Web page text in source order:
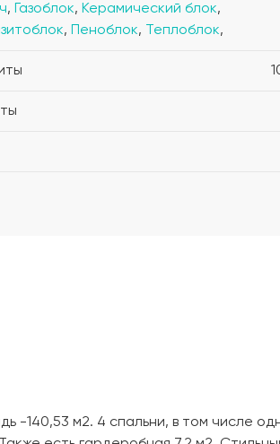
, Газоблок, Керамический блок,
, Пеноблок, Теплоблок,
-140,53 м2. 4 спальни, в том числе